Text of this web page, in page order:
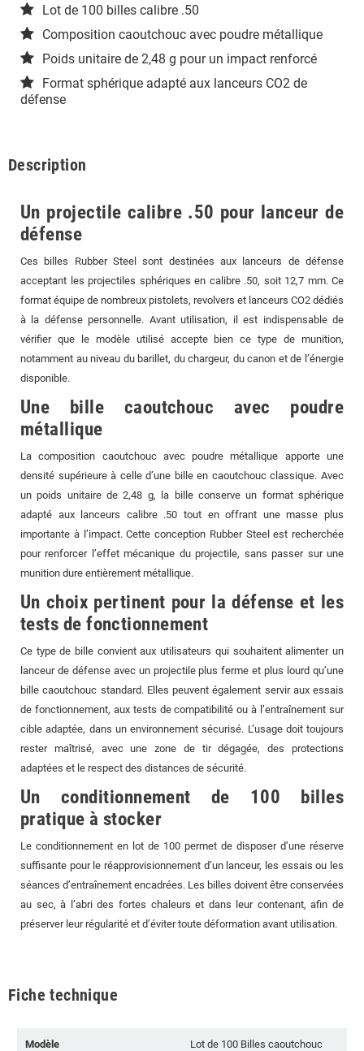
Lot de 100 billes calibre .50
Composition caoutchouc avec poudre métallique
Poids unitaire de 2,48 g pour un impact renforcé
Format sphérique adapté aux lanceurs CO2 de
défense
Description
Un projectile calibre .50 pour lanceur de
défense
Ces billes Rubber Steel sont destinées aux lanceurs de défense
acceptant les projectiles sphériques en calibre .50, soit 12,7 mm. Ce
format équipe de nombreux pistolets, revolvers et lanceurs CO2 dédiés
à la défense personnelle. Avant utilisation, il est indispensable de
vérifier que le modèle utilisé accepte bien ce type de munition,
notamment au niveau du barillet, du chargeur, du canon et de l’énergie
disponible.
Une bille caoutchouc avec poudre
métallique
La composition caoutchouc avec poudre métallique apporte une
densité supérieure à celle d’une bille en caoutchouc classique. Avec
un poids unitaire de 2,48 g, la bille conserve un format sphérique
adapté aux lanceurs calibre .50 tout en offrant une masse plus
importante à l’impact. Cette conception Rubber Steel est recherchée
pour renforcer l’effet mécanique du projectile, sans passer sur une
munition dure entièrement métallique.
Un choix pertinent pour la défense et les
tests de fonctionnement
Ce type de bille convient aux utilisateurs qui souhaitent alimenter un
lanceur de défense avec un projectile plus ferme et plus lourd qu’une
bille caoutchouc standard. Elles peuvent également servir aux essais
de fonctionnement, aux tests de compatibilité ou à l’entraînement sur
cible adaptée, dans un environnement sécurisé. L’usage doit toujours
rester maîtrisé, avec une zone de tir dégagée, des protections
adaptées et le respect des distances de sécurité.
Un conditionnement de 100 billes
pratique à stocker
Le conditionnement en lot de 100 permet de disposer d’une réserve
suffisante pour le réapprovisionnement d’un lanceur, les essais ou les
séances d’entraînement encadrées. Les billes doivent être conservées
au sec, à l’abri des fortes chaleurs et dans leur contenant, afin de
préserver leur régularité et d’éviter toute déformation avant utilisation.
Fiche technique
Modèle Lot de 100 Billes caoutchouc